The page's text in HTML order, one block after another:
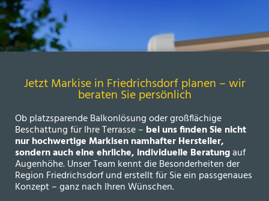
Jetzt Markise in Friedrichsdorf planen – wir
beraten Sie persönlich
Ob platzsparende Balkonlösung oder großflächige
Beschattung für Ihre Terrasse – bei uns finden Sie nicht
nur hochwertige Markisen namhafter Hersteller,
sondern auch eine ehrliche, individuelle Beratungauf
Augenhöhe. Unser Team kennt die Besonderheiten der
Region Friedrichsdorf und erstellt für Sie ein passgenaues
Konzept – ganz nach Ihren Wünschen.